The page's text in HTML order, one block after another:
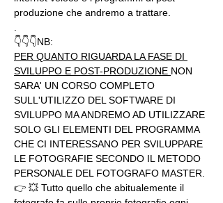
produzione che andremo a trattare.
👇👇👇NB:
PER QUANTO RIGUARDA LA FASE DI
SVILUPPO E POST-PRODUZIONE NON
SARA' UN CORSO COMPLETO
SULL'UTILIZZO DEL SOFTWARE DI
SVILUPPO MA ANDREMO AD UTILIZZARE
SOLO GLI ELEMENTI DEL PROGRAMMA
CHE CI INTERESSANO PER SVILUPPARE
LE FOTOGRAFIE SECONDO IL METODO
PERSONALE DEL FOTOGRAFO MASTER.
👉 💥 Tutto quello che abitualemente il